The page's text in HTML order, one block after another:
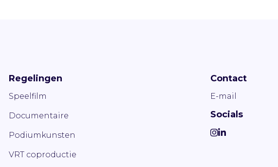
Regelingen
Speelfilm
Documentaire
Podiumkunsten
VRT coproductie
Contact
E-mail
Socials